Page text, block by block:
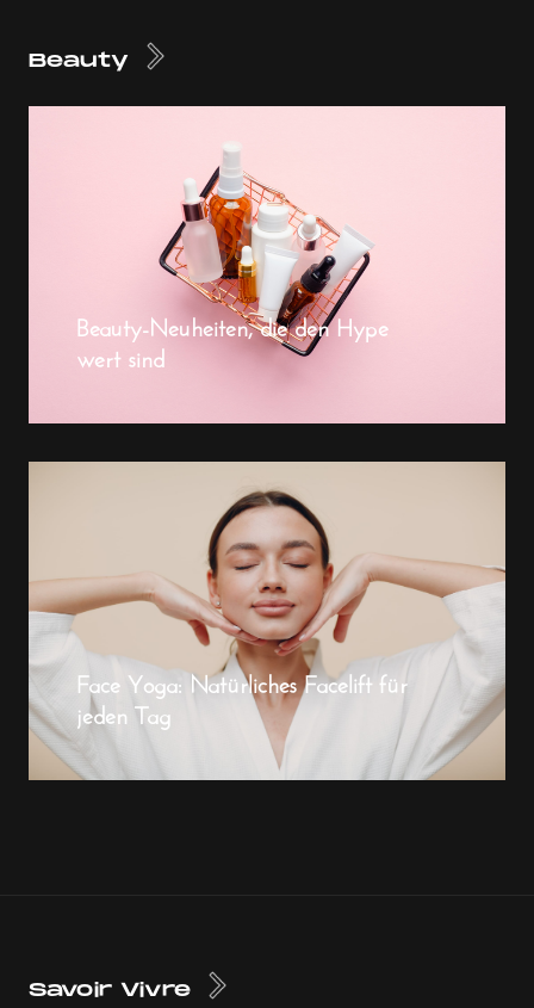
Beauty
Beauty-Neuheiten, die den Hype
wert sind
Face Yoga: Natürliches Facelift für
jeden Tag
Savoir Vivre